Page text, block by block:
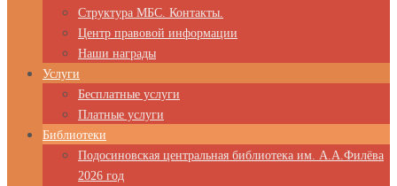
Структура МБС. Контакты.
Центр правовой информации
Наши награды
Услуги
Бесплатные услуги
Платные услуги
Библиотеки
Подосиновская центральная библиотека им. А.А.Филёва
2026 год